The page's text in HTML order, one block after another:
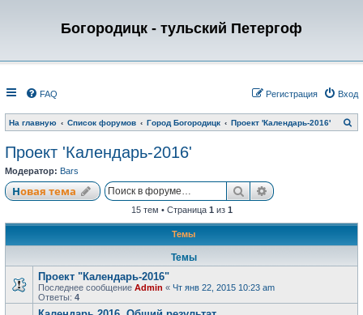
Богородицк - тульский Петергоф
FAQ Вход
Регистрация
На главную Список форумов Город Богородицк Проект 'Календарь-2016'
о
Проект 'Календарь-2016'
Модератор: Bars
Новая тема ПоискРасширенный
15 тем • Страница 1 из 1
Темы
Темы
Проект "Календарь-2016"
Последнее сообщение Admin « Чт янв 22, 2015 10:23 am
Ответы: 4